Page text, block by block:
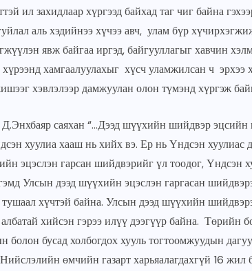
ил захидлаар хүргээд байхад таг чиг байна
аль хэдийнээ хүчээ авч, улам бүр
явж байгаа иргэд, байгууллагыг хавчин
хамгаалуулахыг хүсч уламжилсан ч эрхээ
хэвлэлээр дамжуулан олон түмэнд хүргэж
саяхан “…Дээд шүүхийн шийдвэр эцсийн
хуулиа хааш нь хийх вэ. Ер нь Үндсэн хуулиас
эцэслэн гарсан шийдвэрийг үл тоодог, Үндсэн
Улсын дээд шүүхийн эцэслэн гаргасан
тушаал хүчтэй байна. Улсын дээд шүүхийн
хийсэн гэрээ илүү дээгүүр байна.
болон бусад холбогдох хууль тогтоомжуудын
өмчийн газарт харьяалагдахгүй 16